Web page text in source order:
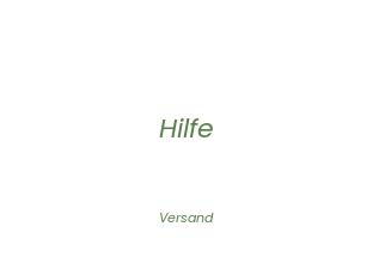
Hilfe
Versand